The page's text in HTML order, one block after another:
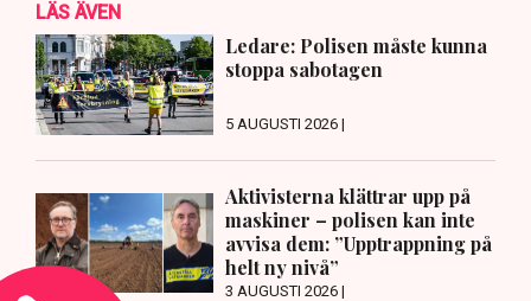
LÄS ÄVEN
Ledare: Polisen måste kunna
stoppa sabotagen
5 AUGUSTI 2026 |
Aktivisterna klättrar upp på
maskiner – polisen kan inte
avvisa dem: ”Upptrappning på
helt ny nivå”
3 AUGUSTI 2026 |